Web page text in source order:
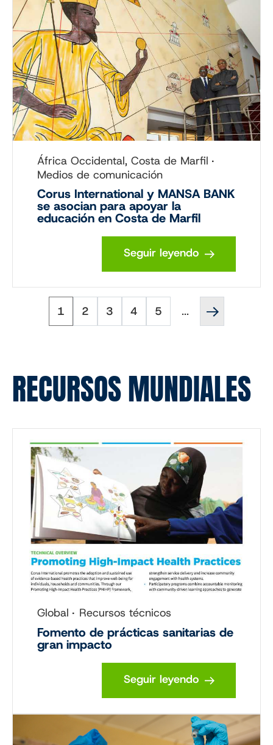
África Occidental, Costa de Marfil
Medios de comunicación
Corus International y MANSA BANK
se asocian para apoyar la
educación en Costa de Marfil
Seguir leyendo
Paginación
1 2 3 4 5 ...
siguiente
RECURSOS MUNDIALES
Global Recursos técnicos
Fomento de prácticas sanitarias de
gran impacto
Seguir leyendo